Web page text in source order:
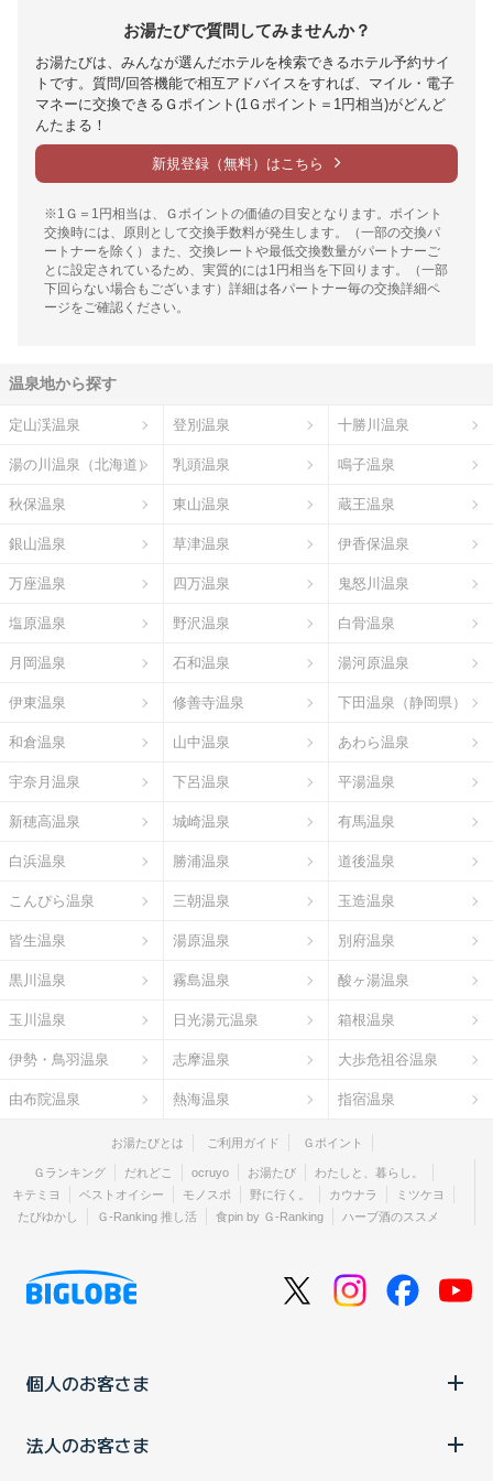
お湯たびで質問してみませんか？
お湯たびは、みんなが選んだホテルを検索できるホテル予約サイ
トです。質問/回答機能で相互アドバイスをすれば、マイル・電子
マネーに交換できるＧポイント(1Ｇポイント＝1円相当)がどんど
んたまる！
新規登録（無料）はこちら
※1Ｇ＝1円相当は、Ｇポイントの価値の目安となります。ポイント
交換時には、原則として交換手数料が発生します。（一部の交換パ
ートナーを除く）また、交換レートや最低交換数量がパートナーご
とに設定されているため、実質的には1円相当を下回ります。（一部
下回らない場合もございます）詳細は各パートナー毎の交換詳細ペ
ージをご確認ください。
温泉地から探す
定山渓温泉 登別温泉 十勝川温泉
湯の川温泉（北海道） 乳頭温泉 鳴子温泉
秋保温泉 東山温泉 蔵王温泉
銀山温泉 草津温泉 伊香保温泉
万座温泉 四万温泉 鬼怒川温泉
塩原温泉 野沢温泉 白骨温泉
月岡温泉 石和温泉 湯河原温泉
伊東温泉 修善寺温泉 下田温泉（静岡県）
和倉温泉 山中温泉 あわら温泉
宇奈月温泉 下呂温泉 平湯温泉
新穂高温泉 城崎温泉 有馬温泉
白浜温泉 勝浦温泉 道後温泉
こんぴら温泉 三朝温泉 玉造温泉
皆生温泉 湯原温泉 別府温泉
黒川温泉 霧島温泉 酸ヶ湯温泉
玉川温泉 日光湯元温泉 箱根温泉
伊勢・鳥羽温泉 志摩温泉 大歩危祖谷温泉
由布院温泉 熱海温泉 指宿温泉
お湯たびとは ご利用ガイド Ｇポイント
Ｇランキング だれどこ ocruyo お湯たび
わたしと、暮らし。
キテミヨ
ベストオイシー モノスポ 野に行く。 カウナラ
ミツケヨ
たびゆかし
Ｇ-Ranking 推し活 食pin by Ｇ-Ranking ハーブ酒のススメ
個人のお客さま
法人のお客さま